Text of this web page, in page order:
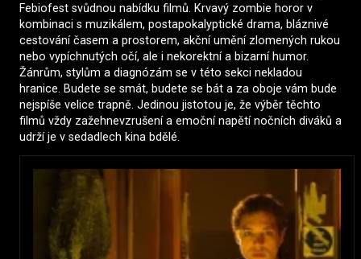
Febiofest svůdnou nabídku filmů. Krvavý zombie horor v
kombinaci s muzikálem, postapokalyptické drama, bláznivé
cestování časem a prostorem, akční umění zlomených rukou
nebo vypíchnutých očí, ale i nekorektní a bizarní humor.
Žánrům, stylům a diagnózám se v této sekci nekladou
hranice. Budete se smát, budete se bát a za oboje vám bude
nejspíše velice trapně. Jedinou jistotou je, že výběr těchto
filmů vždy zažehnevzrušení a emoční napětí nočních diváků a
udrží je v sedadlech kina bdělé.